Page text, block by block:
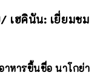
/ เฮคินัน: เยี่ยมชม
าหารขึ้นชื่อ นาโกย่า